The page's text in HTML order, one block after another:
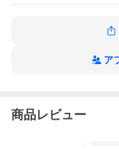
製 ・塗装済み完成品*
なります。その為、電
ア
商品レビュー